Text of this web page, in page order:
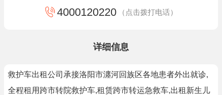
4000120220 （点击拨打电话）
详细信息
救护车出租公司承接洛阳市瀍河回族区各地患者外出就诊,
全程租用跨市转院救护车,租赁跨市转运急救车,出租新生儿